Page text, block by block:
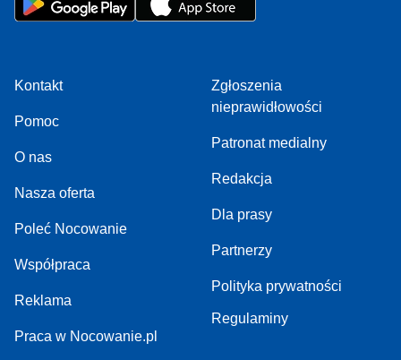
Kontakt
Pomoc
O nas
Nasza oferta
Poleć Nocowanie
Współpraca
Reklama
Praca w Nocowanie.pl
Zgłoszenia
nieprawidłowości
Patronat medialny
Redakcja
Dla prasy
Partnerzy
Polityka prywatności
Regulaminy